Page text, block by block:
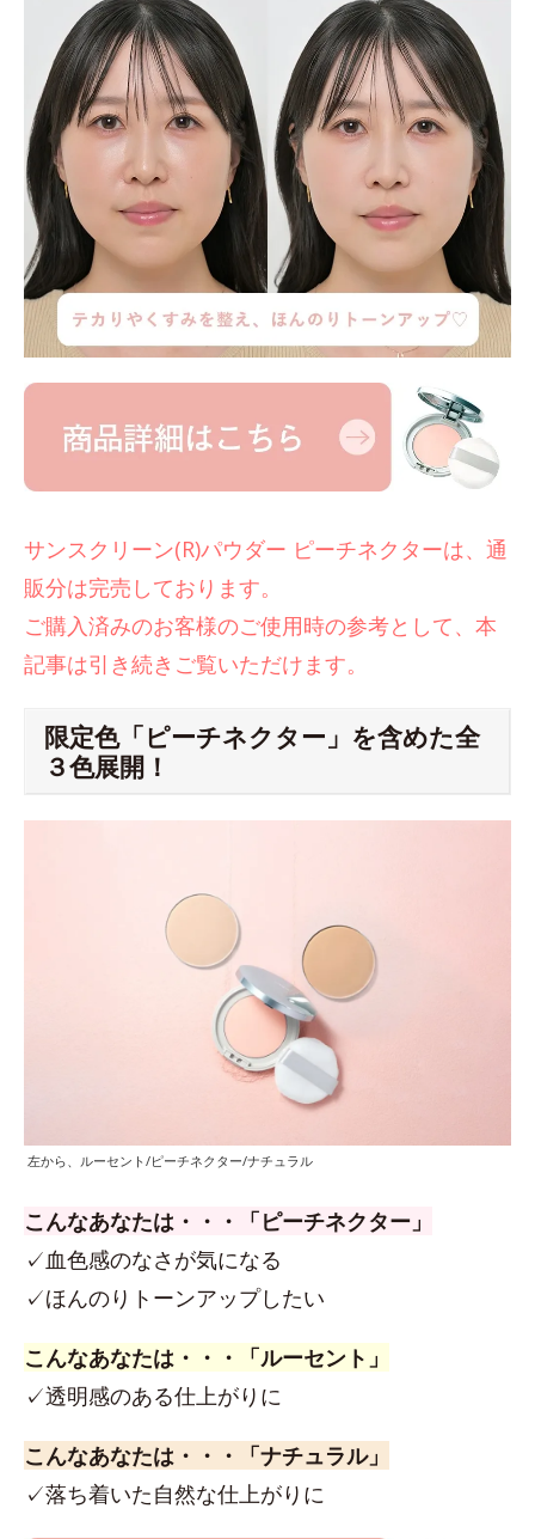
サンスクリーン(R)パウダー ピーチネクターは、通
販分は完売しております。
ご購入済みのお客様のご使用時の参考として、本
記事は引き続きご覧いただけます。
限定色「ピーチネクター」を含めた全
３色展開！
左から、ルーセント/ピーチネクター/ナチュラル
こんなあなたは・・・「ピーチネクター」
✓血色感のなさが気になる
✓ほんのりトーンアップしたい
こんなあなたは・・・「ルーセント」
✓透明感のある仕上がりに
こんなあなたは・・・「ナチュラル」
✓落ち着いた自然な仕上がりに